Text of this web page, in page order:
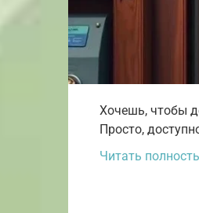
Хочешь, чтобы
Просто,
Читать